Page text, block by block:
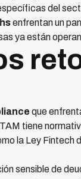
del
enfrentan un
ya están
que
tiene
la Ley Fintech
sensible de